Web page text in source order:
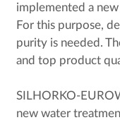
implemented a
For this purpose,
purity is needed.
and top product
SILHORKO-
new water